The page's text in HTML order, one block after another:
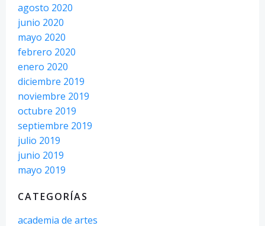
agosto 2020
junio 2020
mayo 2020
febrero 2020
enero 2020
diciembre 2019
noviembre 2019
octubre 2019
septiembre 2019
julio 2019
junio 2019
mayo 2019
CATEGORÍAS
academia de artes